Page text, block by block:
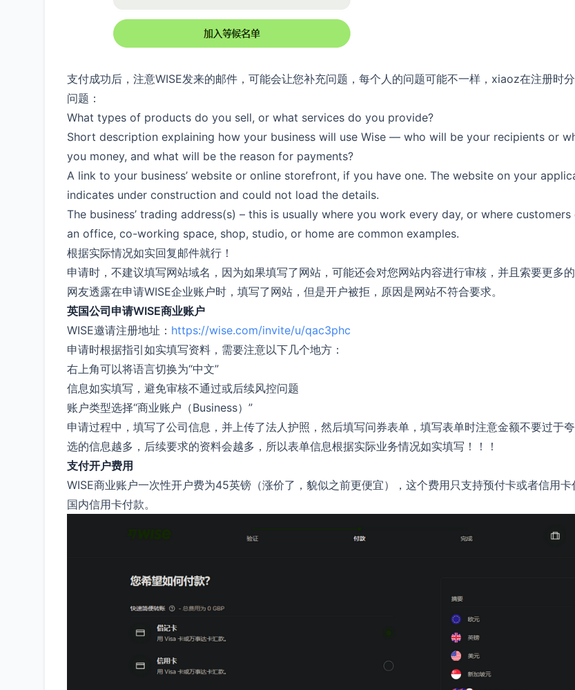
支付成功后，注意WISE发来的邮件，可能会让您补充问题，每个人的问题可能不一样，xiaoz在注册时
问题：
What types of products do you sell, or what services do you provide?
Short description explaining how your business will use Wise — who will be your recipients or
you money, and what will be the reason for payments?
A link to your business’ website or online storefront, if you have one. The website on your
indicates under construction and could not load the details.
The business’ trading address(s) – this is usually where you work every day, or where
an office, co-working space, shop, studio, or home are common examples.
根据实际情况如实回复邮件就行！
申请时，不建议填写网站域名，因为如果填写了网站，可能还会对您网站内容进行审核，并且索要更多
网友透露在申请WISE企业账户时，填写了网站，但是开户被拒，原因是网站不符合要求。
英国公司申请WISE商业账户
WISE邀请注册地址： https://wise.com/invite/u/qac3phc
申请时根据指引如实填写资料，需要注意以下几个地方：
右上角可以将语言切换为“中文”
信息如实填写，避免审核不通过或后续风控问题
账户类型选择“商业账户（Business）”
申请过程中，填写了公司信息，并上传了法人护照，然后填写问券表单，填写表单时注意金额不要过于
选的信息越多，后续要求的资料会越多，所以表单信息根据实际业务情况如实填写！！！
支付开户费用
WISE商业账户一次性开户费为45英镑（涨价了，貌似之前更便宜），这个费用只支持预付卡或者信用
国内信用卡付款。